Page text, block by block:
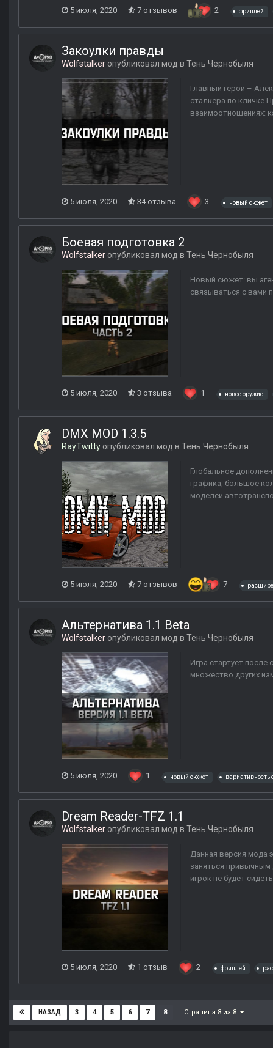
5 июля, 2020 7 отзывов 2 фриплей
Закоулки правды
Wolfstalker опубликовал мод в Тень Чернобыля
Главный герой –
сталкера по кличке
взаимоотношениях:
5 июля, 2020 34 отзыва 3 новый сюжет
Боевая подготовка 2
Wolfstalker опубликовал мод в Тень Чернобыля
Новый сюжет: вы
связываться с вами
5 июля, 2020 3 отзыва 1 новое оружие
DMX MOD 1.3.5
RayTwitty опубликовал мод в Тень Чернобыля
Глобальное
графика, большое
моделей
5 июля, 2020 7 отзывов 7
Альтернатива 1.1 Beta
Wolfstalker опубликовал мод в Тень Чернобыля
Игра стартует
множество других
5 июля, 2020 1 новый сюжет вариативность
Dream Reader-TFZ 1.1
Wolfstalker опубликовал мод в Тень Чернобыля
Данная версия мода
заняться привычным
игрок не будет
5 июля, 2020 1 отзыв 2 фриплей
НАЗАД 3 4 5 6 7 8 Страница 8 из 8